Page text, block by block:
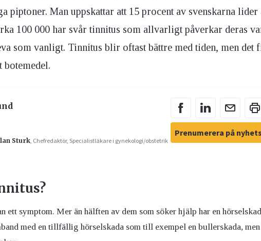
piptoner. Man uppskattar att 15 procent av svenskarna lider
100 000 har svår tinnitus som allvarligt påverkar deras
som vanligt. Tinnitus blir oftast bättre med tiden, men det
botemedel.
Sturk, Chefredaktör, Specialistläkare i gynekologi/obstetrik
Prenumerera på
ett symptom. Mer än hälften av dem som söker hjälp har en
med en tillfällig hörselskada som till exempel en bullerskada,